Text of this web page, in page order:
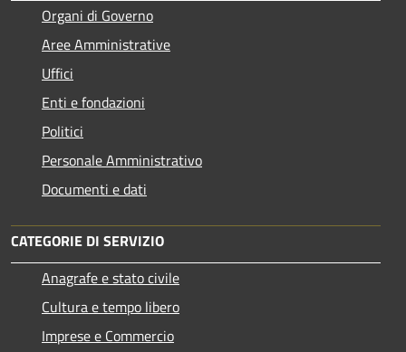
Organi di Governo
Aree Amministrative
Uffici
Enti e fondazioni
Politici
Personale Amministrativo
Documenti e dati
CATEGORIE DI SERVIZIO
Anagrafe e stato civile
Cultura e tempo libero
Imprese e Commercio